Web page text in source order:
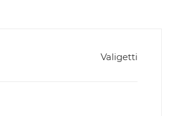
Valigetti